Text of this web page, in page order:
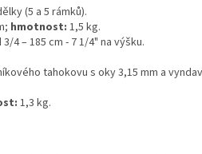
(5 a 5 rámků).
hmotnost: 1,5 kg.
4 – 185 cm - 7 1/4" na výšku.
tahokovu s oky 3,15 mm a
1,3 kg.